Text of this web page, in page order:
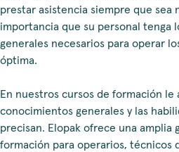
prestar asistencia siempre que sea
importancia que su personal tenga
generales necesarios para operar
óptima.
En nuestros cursos de formación le
conocimientos generales y las
precisan. Elopak ofrece una amplia
formación para operarios, técnicos